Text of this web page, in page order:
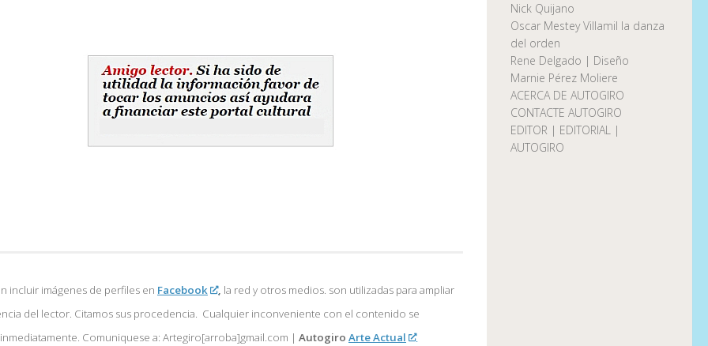
incluir imágenes de perfiles en Facebook , la red y otros medios. son utilizadas para ampliar
del lector. Citamos sus procedencia. Cualquier inconveniente con el contenido se
Comuniquese a: Artegiro[arroba]gmail.com | Autogiro Arte Actual
Nick Quijano
Oscar Mestey Villamil la danza
del orden
Rene Delgado | Diseño
Marnie Pérez Moliere
ACERCA DE AUTOGIRO
CONTACTE AUTOGIRO
EDITOR | EDITORIAL |
AUTOGIRO